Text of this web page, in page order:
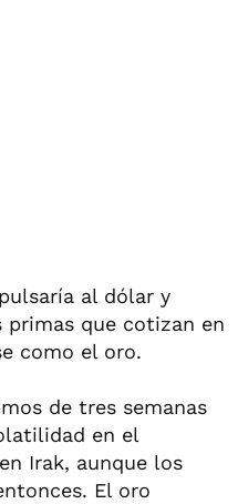
al dólar y
primas que cotizan en
como el oro.
de tres semanas
en el
Irak, aunque los
El oro